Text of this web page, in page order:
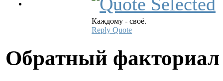
Каждому - своё.
Reply Quote
Обратный